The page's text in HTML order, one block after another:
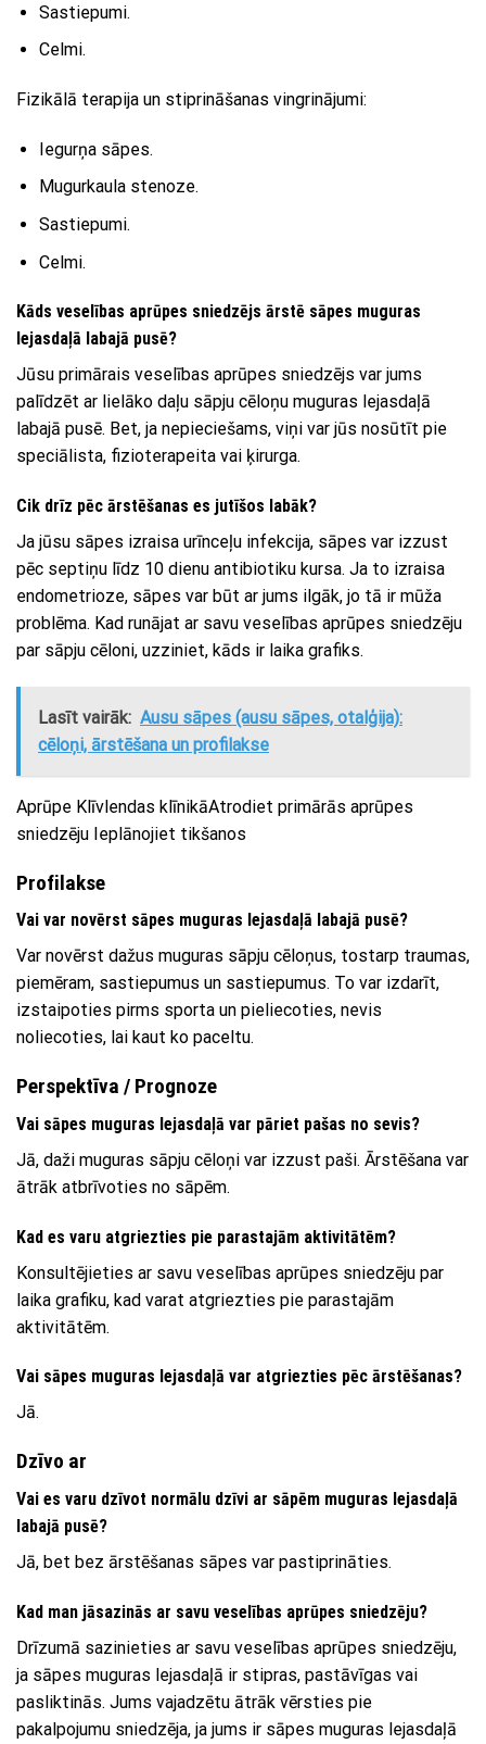
Sastiepumi.
Celmi.
Fizikālā terapija un stiprināšanas vingrinājumi:
Iegurņa sāpes.
Mugurkaula stenoze.
Sastiepumi.
Celmi.
Kāds veselības aprūpes sniedzējs ārstē sāpes muguras
lejasdaļā labajā pusē?
Jūsu primārais veselības aprūpes sniedzējs var jums
palīdzēt ar lielāko daļu sāpju cēloņu muguras lejasdaļā
labajā pusē. Bet, ja nepieciešams, viņi var jūs nosūtīt pie
speciālista, fizioterapeita vai ķirurga.
Cik drīz pēc ārstēšanas es jutīšos labāk?
Ja jūsu sāpes izraisa urīnceļu infekcija, sāpes var izzust
pēc septiņu līdz 10 dienu antibiotiku kursa. Ja to izraisa
endometrioze, sāpes var būt ar jums ilgāk, jo tā ir mūža
problēma. Kad runājat ar savu veselības aprūpes sniedzēju
par sāpju cēloni, uzziniet, kāds ir laika grafiks.
Lasīt vairāk: Ausu sāpes (ausu sāpes, otalģija):
cēloņi, ārstēšana un profilakse
Aprūpe Klīvlendas klīnikāAtrodiet primārās aprūpes
sniedzēju Ieplānojiet tikšanos
Profilakse
Vai var novērst sāpes muguras lejasdaļā labajā pusē?
Var novērst dažus muguras sāpju cēloņus, tostarp traumas,
piemēram, sastiepumus un sastiepumus. To var izdarīt,
izstaipoties pirms sporta un pieliecoties, nevis
noliecoties, lai kaut ko paceltu.
Perspektīva / Prognoze
Vai sāpes muguras lejasdaļā var pāriet pašas no sevis?
Jā, daži muguras sāpju cēloņi var izzust paši. Ārstēšana var
ātrāk atbrīvoties no sāpēm.
Kad es varu atgriezties pie parastajām aktivitātēm?
Konsultējieties ar savu veselības aprūpes sniedzēju par
laika grafiku, kad varat atgriezties pie parastajām
aktivitātēm.
Vai sāpes muguras lejasdaļā var atgriezties pēc ārstēšanas?
Jā.
Dzīvo ar
Vai es varu dzīvot normālu dzīvi ar sāpēm muguras lejasdaļā
labajā pusē?
Jā, bet bez ārstēšanas sāpes var pastiprināties.
Kad man jāsazinās ar savu veselības aprūpes sniedzēju?
Drīzumā sazinieties ar savu veselības aprūpes sniedzēju,
ja sāpes muguras lejasdaļā ir stipras, pastāvīgas vai
pasliktinās. Jums vajadzētu ātrāk vērsties pie
pakalpojumu sniedzēja, ja jums ir sāpes muguras lejasdaļā